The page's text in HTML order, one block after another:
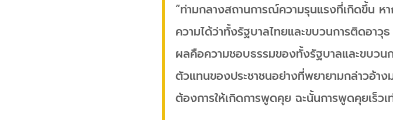
“ท่ามกลางสถานการณ์ความรุนแรงที่เกิดขึ้น
ความได้ว่าทั้งรัฐบาลไทยและขบวนการติดอา
ผลคือความชอบธรรมของทั้งรัฐบาลและขบวน
ตัวแทนของประชาชนอย่างที่พยายามกล่าวอ้าง
ต้องการให้เกิดการพูดคุย ฉะนั้นการพูดคุยเร็ว